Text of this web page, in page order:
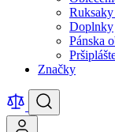
Doplnky
Pánska
Značky